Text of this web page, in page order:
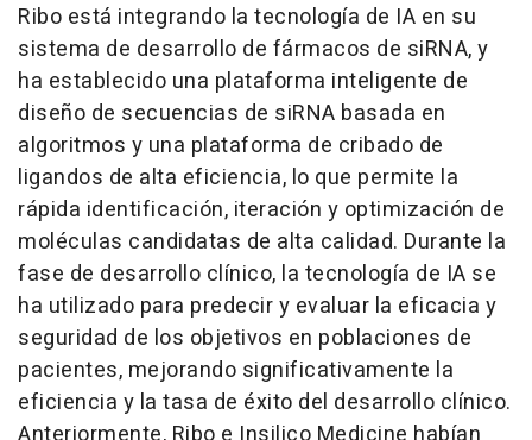
Ribo está integrando la tecnología de IA en su
sistema de desarrollo de fármacos de siRNA, y
ha establecido una plataforma inteligente de
diseño de secuencias de siRNA basada en
algoritmos y una plataforma de cribado de
ligandos de alta eficiencia, lo que permite la
rápida identificación, iteración y optimización de
moléculas candidatas de alta calidad. Durante la
fase de desarrollo clínico, la tecnología de IA se
ha utilizado para predecir y evaluar la eficacia y
seguridad de los objetivos en poblaciones de
pacientes, mejorando significativamente la
eficiencia y la tasa de éxito del desarrollo clínico.